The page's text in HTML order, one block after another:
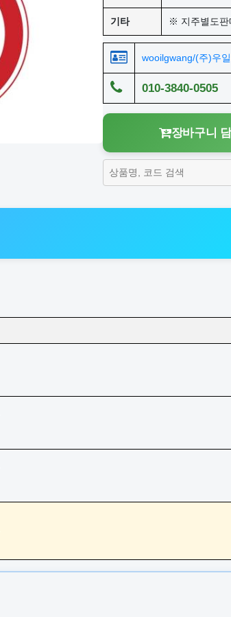
기타 ※ 지주별도
wooilgwang/(주)우
010-3840-0505
장바구니 담